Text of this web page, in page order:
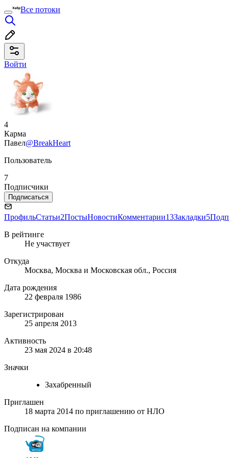
Все потоки
Войти
4
Карма
Павел@BreakHeart
Пользователь
7
Подписчики
Подписаться
ПрофильСтатьи2ПостыНовостиКомментарии13Закладки5
В рейтинге
Не участвует
Откуда
Москва, Москва и Московская обл., Россия
Дата рождения
22 февраля 1986
Зарегистрирован
25 апреля 2013
Активность
23 мая 2024 в 20:48
Значки
Захабренный
Приглашен
18 марта 2014 по приглашению от НЛО
Подписан на компании